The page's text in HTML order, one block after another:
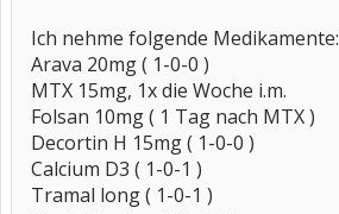
Ich nehme folgende Medikamente:
Arava 20mg ( 1-0-0 )
MTX 15mg, 1x die Woche i.m.
Folsan 10mg ( 1 Tag nach MTX )
Decortin H 15mg ( 1-0-0 )
Calcium D3 ( 1-0-1 )
Tramal long ( 1-0-1 )